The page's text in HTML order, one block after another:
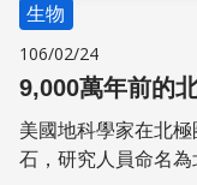
生物
106/02/24
9,000萬年前的
美國地科學家在北
石，研究人員命名